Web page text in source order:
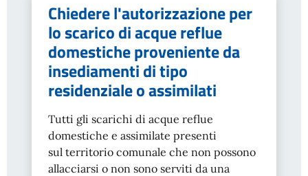
Chiedere l'autorizzazione per
lo scarico di acque reflue
domestiche proveniente da
insediamenti di tipo
residenziale o assimilati
Tutti gli scarichi di acque reflue
domestiche e assimilate presenti
sul territorio comunale che non possono
allacciarsi o non sono serviti da una